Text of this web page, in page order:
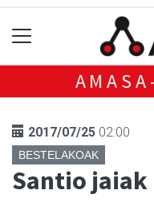
2017/07/25 02:00
BESTELAKOAK
Santio jaiak